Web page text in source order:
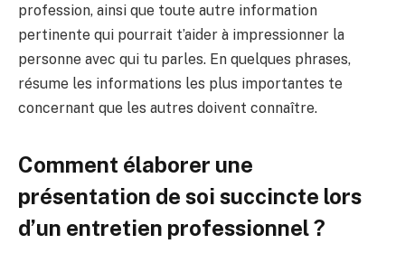
profession, ainsi que toute autre information
pertinente qui pourrait t’aider à impressionner la
personne avec qui tu parles. En quelques phrases,
résume les informations les plus importantes te
concernant que les autres doivent connaître.
Comment élaborer une
présentation de soi succincte lors
d’un entretien professionnel ?